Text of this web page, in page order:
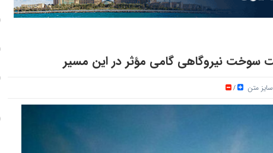
سوخت نیروگاهی گامی مؤثر در این مسیر
سایز متن /